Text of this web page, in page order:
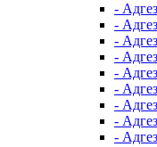
-
-
-
-
-
-
-
-
-